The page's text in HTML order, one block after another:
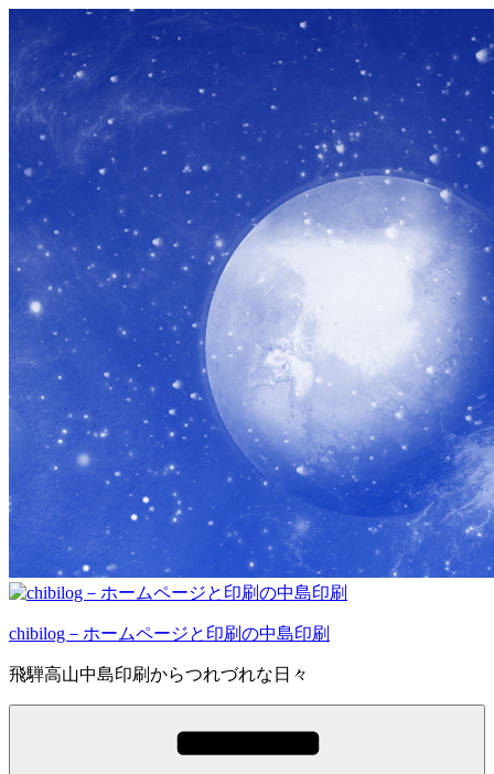
コ
ン
テ
ン
ツ
ス
キ
ッ
chibilog－ホームページと印刷の中島印刷
飛騨高山中島印刷からつれづれな日々